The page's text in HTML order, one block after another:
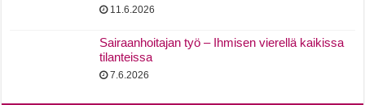
11.6.2026
Sairaanhoitajan työ – Ihmisen vierellä kaikissa
tilanteissa
7.6.2026